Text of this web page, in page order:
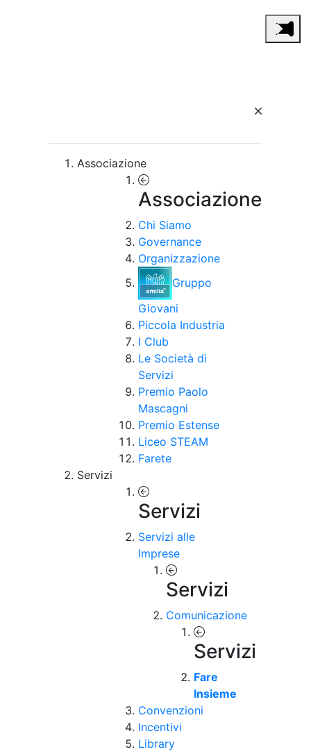
Associazione
Associazione
Chi Siamo
Governance
Organizzazione
Gruppo
Giovani
Piccola Industria
I Club
Le Società di
Servizi
Premio Paolo
Mascagni
Premio Estense
Liceo STEAM
Farete
Servizi
Servizi
Servizi alle
Imprese
Servizi
Comunicazione
Servizi
Fare
Insieme
Convenzioni
Incentivi
Library